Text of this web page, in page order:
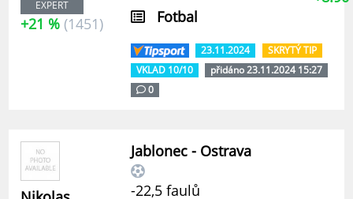
EXPERT
+21 % (1451) Fotbal
23.11.2024
SKRYTÝ TIP
VKLAD 10/10
přidáno 23.11.2024 15:27
0
Jablonec - Ostrava
-22,5 faulů